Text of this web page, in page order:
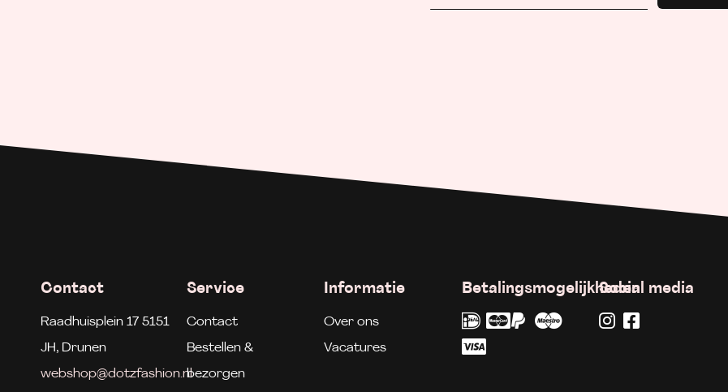
Contact
Raadhuisplein 17 5151
JH, Drunen
webshop@dotzfashion.nl
Service
Contact
Bestellen &
bezorgen
Informatie
Over ons
Vacatures
BetalingsmogelijkhedenSocial media